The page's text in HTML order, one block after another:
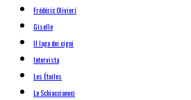
Frédéric Olivieri
Giselle
Il lago dei cigni
Intervista
Les Étoiles
Lo Schiaccianoci